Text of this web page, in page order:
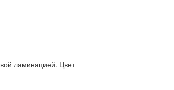
ламинацией. Цвет